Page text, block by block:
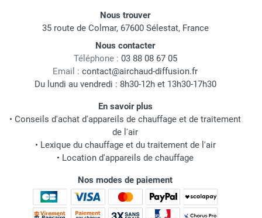
Nous trouver
35 route de Colmar, 67600 Sélestat, France
Nous contacter
Téléphone : 03 88 08 67 05
Email : contact@airchaud-diffusion.fr
Du lundi au vendredi : 8h30-12h et 13h30-17h30
En savoir plus
• Conseils d'achat d'appareils de chauffage et de traitement
de l'air
• Lexique du chauffage et du traitement de l'air
• Location d'appareils de chauffage
Nos modes de paiement